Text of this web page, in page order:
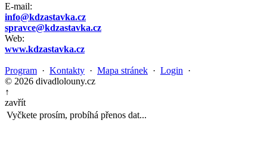
E-mail:
info@kdzastavka.cz
spravce@kdzastavka.cz
Web:
www.kdzastavka.cz
Program · Kontakty · Mapa stránek · Login ·
© 2026 divadlolouny.cz
↑
zavřít
Vyčkete prosím, probíhá přenos dat...